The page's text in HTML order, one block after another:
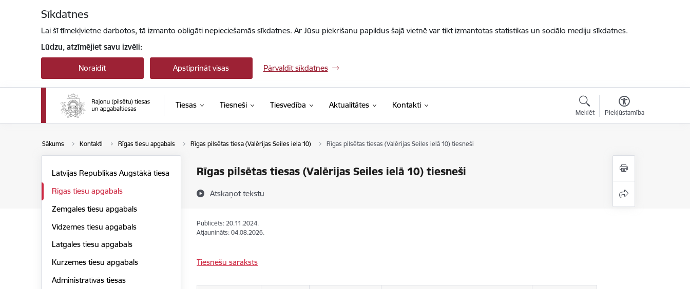
Sīkdatnes
Lai šī tīmekļvietne darbotos, tā izmanto obligāti nepieciešamās sīkdatnes. Ar Jūsu piekrišanu papildus šajā vietnē var tikt izmantotas statistikas un sociālo mediju sīkdatnes.
Lūdzu, atzīmējiet savu izvēli:
Noraidīt Apstiprināt visas Pārvaldīt sīkdatnes
Tiesas Tiesneši Tiesvedība Aktualitātes Kontakti
Meklēt Piekļūstamība
Sākums Kontakti Rīgas tiesu apgabals Rīgas pilsētas tiesa (Valērijas Seiles iela 10) Rīgas pilsētas tiesas (Valērijas Seiles ielā 10) tiesneši
Rīgas pilsētas tiesas (Valērijas Seiles ielā 10) tiesneši
Atskaņot tekstu
Latvijas Republikas Augstākā tiesa
Rīgas tiesu apgabals
Zemgales tiesu apgabals
Vidzemes tiesu apgabals
Latgales tiesu apgabals
Kurzemes tiesu apgabals
Administratīvās tiesas
Publicēts: 20.11.2024.
Atjaunināts: 04.08.2026.
Tiesnešu saraksts